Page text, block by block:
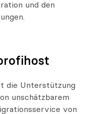
und den
die Unterstützung
unschätzbarem
von